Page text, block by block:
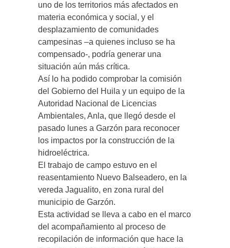
uno de los territorios más afectados en
materia económica y social, y el
desplazamiento de comunidades
campesinas –a quienes incluso se ha
compensado-, podría generar una
situación aún más crítica.
Así lo ha podido comprobar la comisión
del Gobierno del Huila y un equipo de la
Autoridad Nacional de Licencias
Ambientales, Anla, que llegó desde el
pasado lunes a Garzón para reconocer
los impactos por la construcción de la
hidroeléctrica.
El trabajo de campo estuvo en el
reasentamiento Nuevo Balseadero, en la
vereda Jagualito, en zona rural del
municipio de Garzón.
Esta actividad se lleva a cabo en el marco
del acompañamiento al proceso de
recopilación de información que hace la